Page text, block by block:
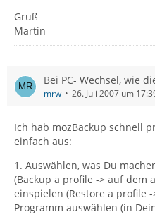
Gruß
Martin
Bei PC- Wechsel, wie
mrw 26. Juli 2007 um
Ich hab mozBackup schnell
einfach aus:
1. Auswählen, was Du
(Backup a profile -> auf dem
einspielen (Restore a profile
Programm auswählen (in